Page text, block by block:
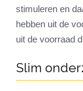
stimuleren en
hebben uit de
uit de voorraad
Slim